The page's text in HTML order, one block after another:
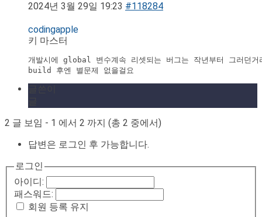
2024년 3월 29일 19:23 #118284
codingapple
키 마스터
개발시에 global 변수계속 리셋되는 버그는 작년부터 그러던거
build 후엔 별문제 없을걸요
2 글 보임 - 1 에서 2 까지 (총 2 중에서)
답변은 로그인 후 가능합니다.
로그인
아이디:
패스워드:
회원 등록 유지